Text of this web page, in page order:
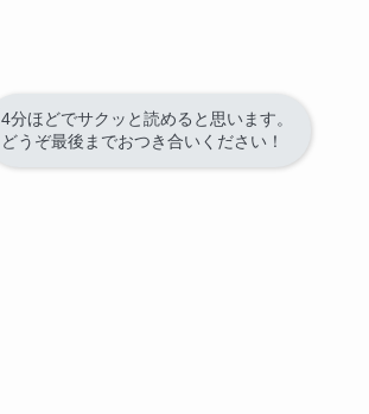
4分ほどでサクッと読めると思います。
どうぞ最後までおつき合いください！